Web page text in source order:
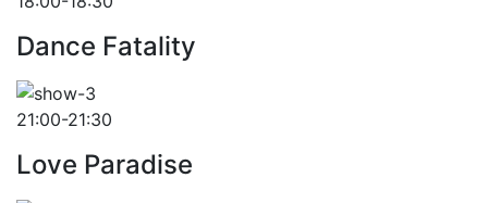
Dance Fatality
21:00-21:30
Love Paradise